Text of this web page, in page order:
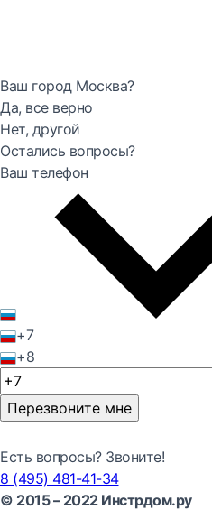
Ваш город Москва?
Да, все верно
Нет, другой
Остались вопросы?
Ваш телефон
+7
+8
Перезвоните мне
Есть вопросы? Звоните!
8 (495) 481-41-34
© 2015 – 2022 Инстрдом.ру